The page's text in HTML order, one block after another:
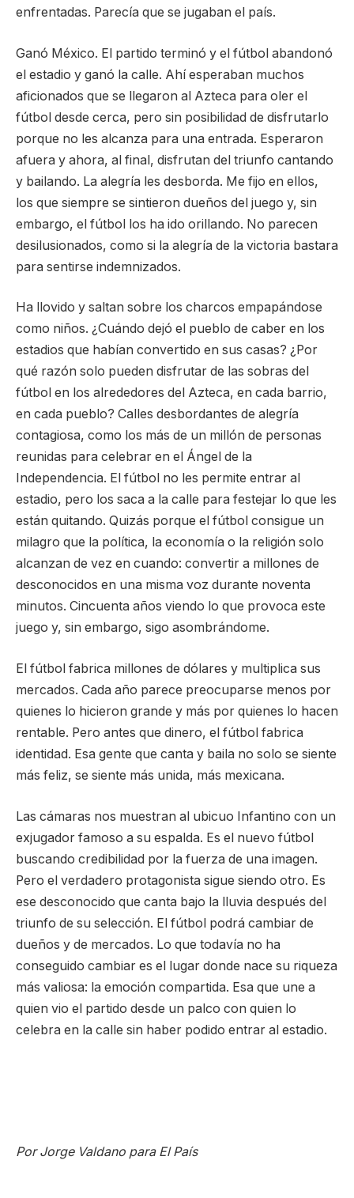
enfrentadas. Parecía que se jugaban el país.
Ganó México. El partido terminó y el fútbol abandonó
el estadio y ganó la calle. Ahí esperaban muchos
aficionados que se llegaron al Azteca para oler el
fútbol desde cerca, pero sin posibilidad de disfrutarlo
porque no les alcanza para una entrada. Esperaron
afuera y ahora, al final, disfrutan del triunfo cantando
y bailando. La alegría les desborda. Me fijo en ellos,
los que siempre se sintieron dueños del juego y, sin
embargo, el fútbol los ha ido orillando. No parecen
desilusionados, como si la alegría de la victoria bastara
para sentirse indemnizados.
Ha llovido y saltan sobre los charcos empapándose
como niños. ¿Cuándo dejó el pueblo de caber en los
estadios que habían convertido en sus casas? ¿Por
qué razón solo pueden disfrutar de las sobras del
fútbol en los alrededores del Azteca, en cada barrio,
en cada pueblo? Calles desbordantes de alegría
contagiosa, como los más de un millón de personas
reunidas para celebrar en el Ángel de la
Independencia. El fútbol no les permite entrar al
estadio, pero los saca a la calle para festejar lo que les
están quitando. Quizás porque el fútbol consigue un
milagro que la política, la economía o la religión solo
alcanzan de vez en cuando: convertir a millones de
desconocidos en una misma voz durante noventa
minutos. Cincuenta años viendo lo que provoca este
juego y, sin embargo, sigo asombrándome.
El fútbol fabrica millones de dólares y multiplica sus
mercados. Cada año parece preocuparse menos por
quienes lo hicieron grande y más por quienes lo hacen
rentable. Pero antes que dinero, el fútbol fabrica
identidad. Esa gente que canta y baila no solo se siente
más feliz, se siente más unida, más mexicana.
Las cámaras nos muestran al ubicuo Infantino con un
exjugador famoso a su espalda. Es el nuevo fútbol
buscando credibilidad por la fuerza de una imagen.
Pero el verdadero protagonista sigue siendo otro. Es
ese desconocido que canta bajo la lluvia después del
triunfo de su selección. El fútbol podrá cambiar de
dueños y de mercados. Lo que todavía no ha
conseguido cambiar es el lugar donde nace su riqueza
más valiosa: la emoción compartida. Esa que une a
quien vio el partido desde un palco con quien lo
celebra en la calle sin haber podido entrar al estadio.
Por Jorge Valdano para El País